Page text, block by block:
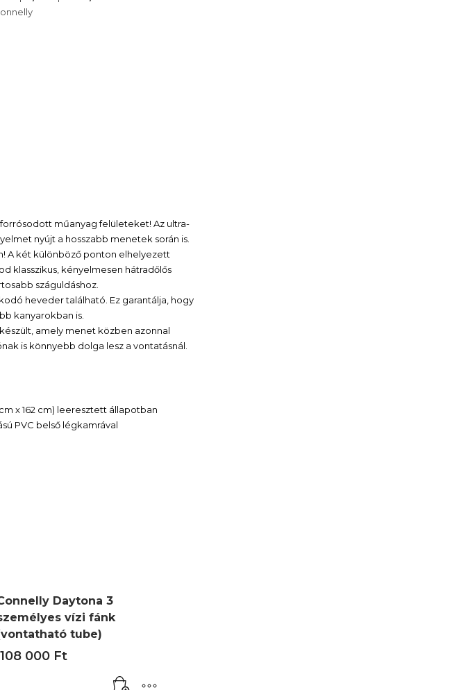
műanyag felületeket! Az ultra-
nyújt a hosszabb menetek során is.
A két különböző ponton elhelyezett
klasszikus, kényelmesen hátradőlős
száguldáshoz.
heveder található. Ez garantálja, hogy
kanyarokban is.
amely menet közben azonnal
is könnyebb dolga lesz a vontatásnál.
x 162 cm) leeresztett állapotban
PVC belső légkamrával
Daytona 3
vízi fánk
tube)
108 000 Ft